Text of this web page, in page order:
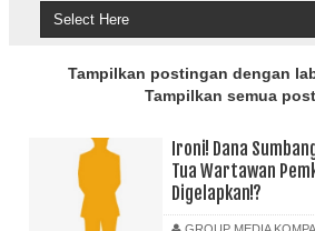
Tampilkan postingan dengan
Tampilkan semua
Ironi! Dana
Tua Wartawan
Digelapkan!?